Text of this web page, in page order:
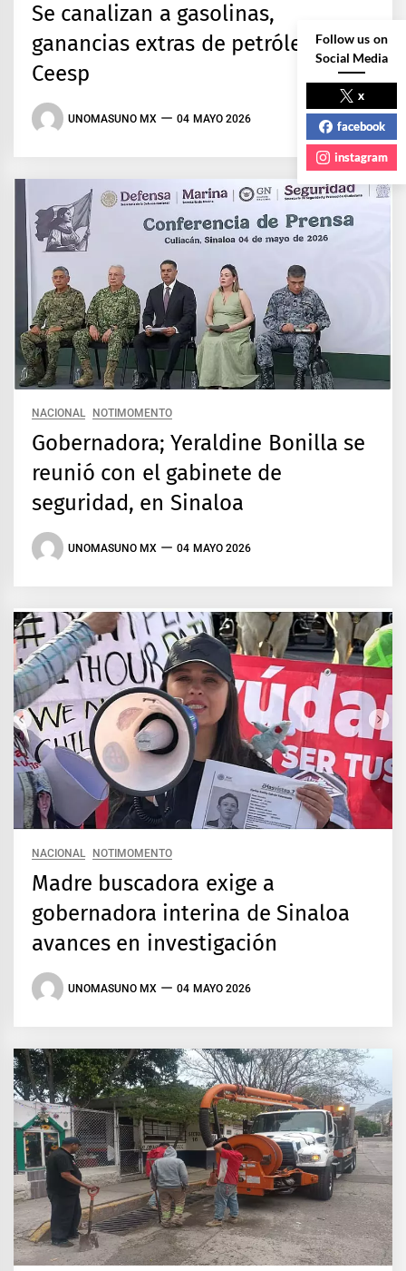
Se canalizan a gasolinas,
ganancias extras de petróleo:
Ceesp
UNOMASUNO MX 04 MAYO 2026
NACIONAL NOTIMOMENTO
Gobernadora; Yeraldine Bonilla se
reunió con el gabinete de
seguridad, en Sinaloa
UNOMASUNO MX 04 MAYO 2026
NACIONAL NOTIMOMENTO
Madre buscadora exige a
gobernadora interina de Sinaloa
avances en investigación
UNOMASUNO MX 04 MAYO 2026
Follow us on
Social Media
x
facebook
instagram